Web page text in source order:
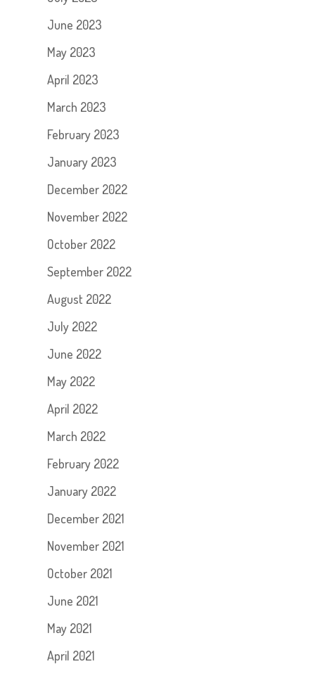
June 2023
May 2023
April 2023
March 2023
February 2023
January 2023
December 2022
November 2022
October 2022
September 2022
August 2022
July 2022
June 2022
May 2022
April 2022
March 2022
February 2022
January 2022
December 2021
November 2021
October 2021
June 2021
May 2021
April 2021